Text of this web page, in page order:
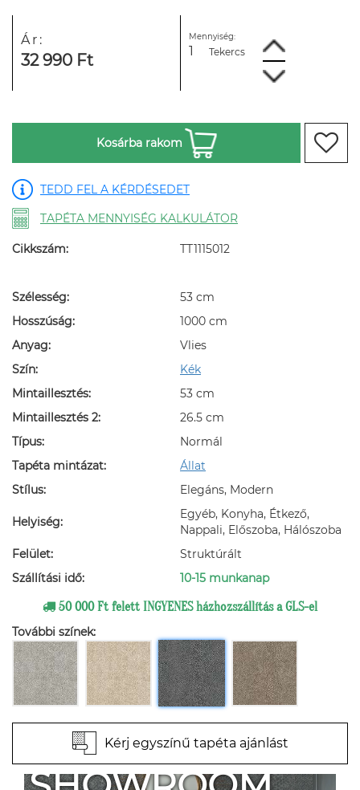
Ár:
32 990 Ft
Mennyiség:
Tekercs
Kosárba rakom
TEDD FEL A KÉRDÉSEDET
TAPÉTA MENNYISÉG KALKULÁTOR
Cikkszám: TT1115012
Szélesség:
53 cm
Hosszúság:
1000 cm
Anyag:
Vlies
Szín:
Kék
Mintaillesztés:
53 cm
Mintaillesztés 2:
26.5 cm
Típus:
Normál
Tapéta mintázat:
Állat
Stílus:
Elegáns, Modern
Helyiség:
Egyéb, Konyha, Étkező,
Nappali, Előszoba, Hálószoba
Felület:
Struktúrált
Szállítási idő:
10-15 munkanap
50 000 Ft felett INGYENES házhozszállítás a GLS-el
További színek:
Kérj egyszínű tapéta ajánlást